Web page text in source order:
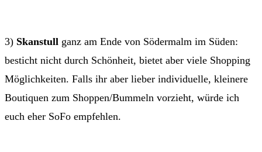
3) Skanstull ganz am Ende von Södermalm im Süden:
besticht nicht durch Schönheit, bietet aber viele Shopping
Möglichkeiten. Falls ihr aber lieber individuelle, kleinere
Boutiquen zum Shoppen/Bummeln vorzieht, würde ich
euch eher SoFo empfehlen.